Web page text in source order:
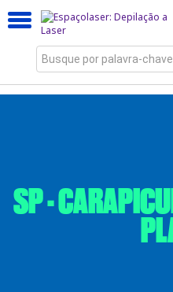
Busque por palavra-chave
SP -